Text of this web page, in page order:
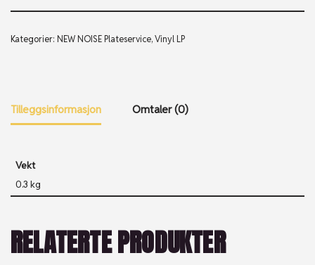
Kategorier: NEW NOISE Plateservice,Vinyl LP
Tilleggsinformasjon Omtaler (0)
Vekt
0.3 kg
RELATERTE PRODUKTER